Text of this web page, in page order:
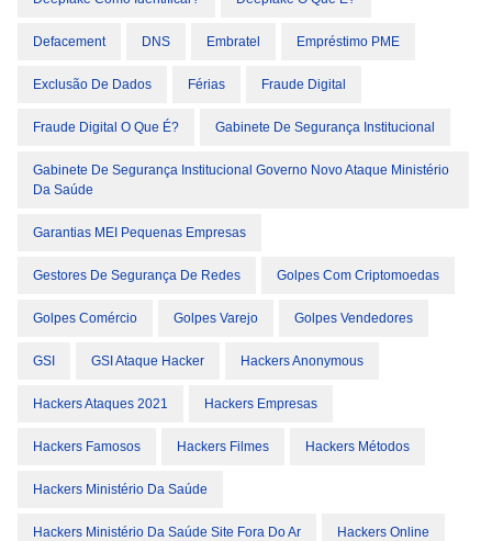
Defacement DNS Embratel Empréstimo PME
Exclusão De Dados Férias Fraude Digital
Fraude Digital O Que É? Gabinete De Segurança Institucional
Gabinete De Segurança Institucional Governo Novo Ataque Ministério
Da Saúde
Garantias MEI Pequenas Empresas
Gestores De Segurança De Redes Golpes Com Criptomoedas
Golpes Comércio Golpes Varejo Golpes Vendedores
GSI GSI Ataque Hacker Hackers Anonymous
Hackers Ataques 2021 Hackers Empresas
Hackers Famosos Hackers Filmes Hackers Métodos
Hackers Ministério Da Saúde
Hackers Ministério Da Saúde Site Fora Do Ar Hackers Online